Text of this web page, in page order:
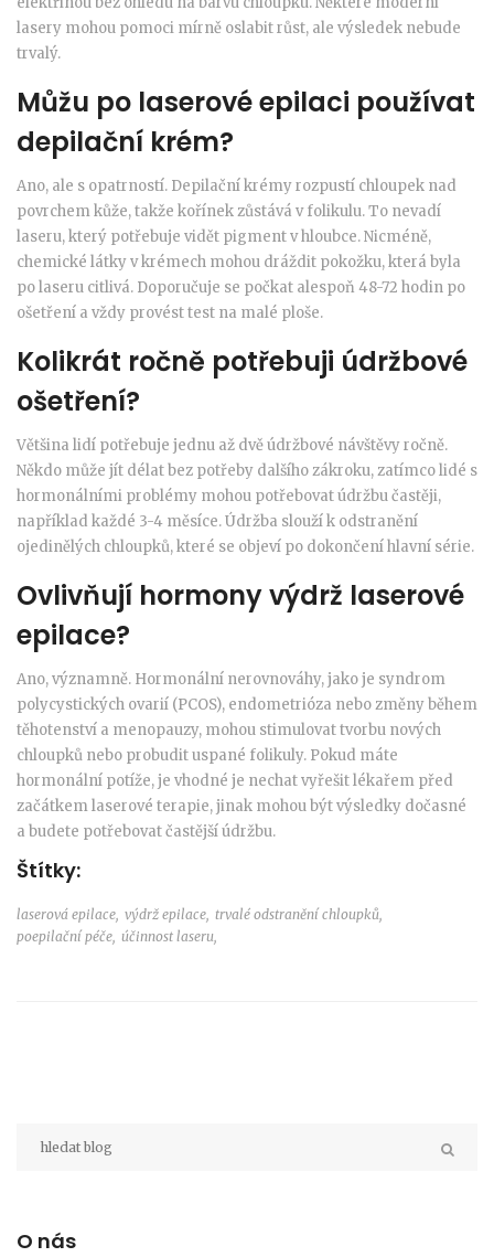
lasery mohou pomoci mírně oslabit růst, ale výsledek nebude
trvalý.
Můžu po laserové epilaci používat
depilační krém?
Ano, ale s opatrností. Depilační krémy rozpustí chloupek nad
povrchem kůže, takže kořínek zůstává v folikulu. To nevadí
laseru, který potřebuje vidět pigment v hloubce. Nicméně,
chemické látky v krémech mohou dráždit pokožku, která byla
po laseru citlivá. Doporučuje se počkat alespoň 48-72 hodin po
ošetření a vždy provést test na malé ploše.
Kolikrát ročně potřebuji údržbové
ošetření?
Většina lidí potřebuje jednu až dvě údržbové návštěvy ročně.
Někdo může jít délat bez potřeby dalšího zákroku, zatímco lidé s
hormonálními problémy mohou potřebovat údržbu častěji,
například každé 3-4 měsíce. Údržba slouží k odstranění
ojedinělých chloupků, které se objeví po dokončení hlavní série.
Ovlivňují hormony výdrž laserové
epilace?
Ano, významně. Hormonální nerovnováhy, jako je syndrom
polycystických ovarií (PCOS), endometrióza nebo změny během
těhotenství a menopauzy, mohou stimulovat tvorbu nových
chloupků nebo probudit uspané folikuly. Pokud máte
hormonální potíže, je vhodné je nechat vyřešit lékařem před
začátkem laserové terapie, jinak mohou být výsledky dočasné
a budete potřebovat častější údržbu.
Štítky:
laserová epilace, výdrž epilace, trvalé odstranění chloupků,
poepilační péče, účinnost laseru,
O nás